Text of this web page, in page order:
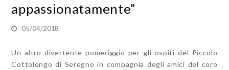
appassionatamente”
05/04/2018
Un altro divertente pomeriggio per gli ospiti del Piccolo
Cottolengo di Seregno in compagnia degli amici del coro